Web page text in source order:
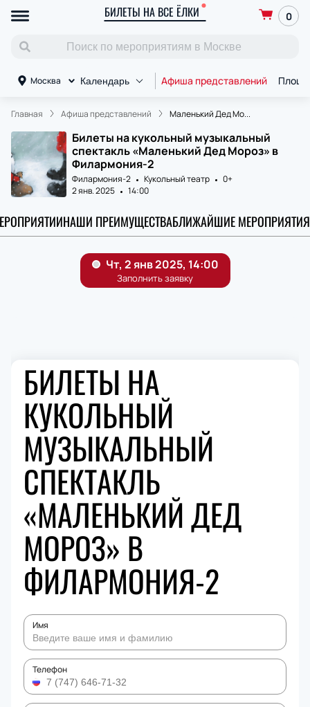
БИЛЕТЫ НА ВСЕ ЁЛКИ 0
Москва Календарь Афиша представлений
Главная Афиша представлений Маленький Дед Мо...
Билеты на кукольный музыкальный
спектакль «Маленький Дед Мороз» в
Филармония-2
Филармония-2 Кукольный театр
0+
2 янв. 2025
14:00
НАШИ ПРЕИМУЩЕСТВАБЛИЖАЙШИЕ МЕРОПРИЯТИЯ
БИЛЕТЫ НА
КУКОЛЬНЫЙ
МУЗЫКАЛЬНЫЙ
СПЕКТАКЛЬ
«МАЛЕНЬКИЙ ДЕД
МОРОЗ» В
ФИЛАРМОНИЯ-2
Имя
Телефон